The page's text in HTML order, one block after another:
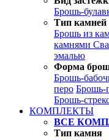
Брошь-
Тип камней
Брошь из
камнями
эмалью
Форма
Брошь-
перо Брошь-
Брошь-
КОМПЛЕКТЫ
ВСЕ
Тип камня